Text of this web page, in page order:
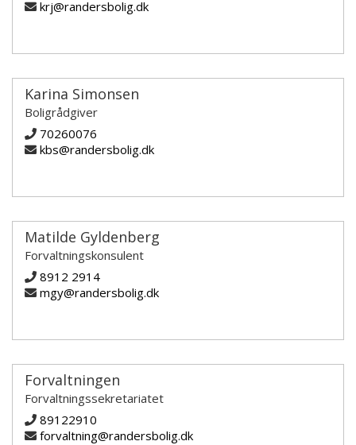
krj@randersbolig.dk
Karina Simonsen
Boligrådgiver
70260076
kbs@randersbolig.dk
Matilde Gyldenberg
Forvaltningskonsulent
8912 2914
mgy@randersbolig.dk
Forvaltningen
Forvaltningssekretariatet
89122910
forvaltning@randersbolig.dk